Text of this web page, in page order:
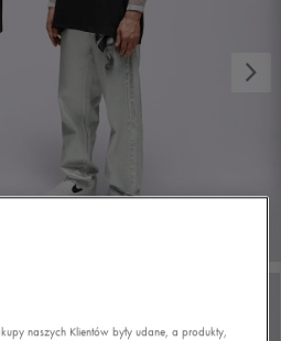
naszych Klientów były udane, a produkty,